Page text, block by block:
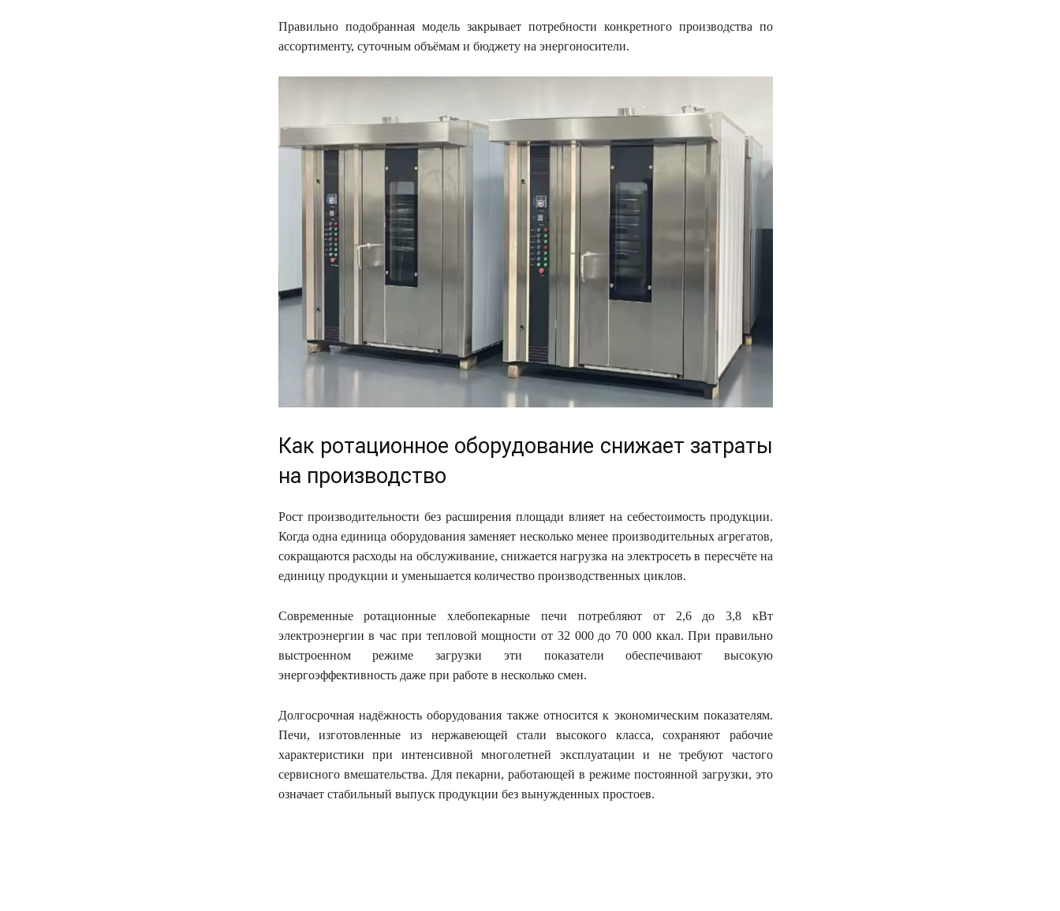
Правильно подобранная модель закрывает потребности конкретного производства по
ассортименту, суточным объёмам и бюджету на энергоносители.
Как ротационное оборудование снижает затраты
на производство
Рост производительности без расширения площади влияет на себестоимость продукции.
Когда одна единица оборудования заменяет несколько менее производительных агрегатов,
сокращаются расходы на обслуживание, снижается нагрузка на электросеть в пересчёте на
единицу продукции и уменьшается количество производственных циклов.
Современные ротационные хлебопекарные печи потребляют от 2,6 до 3,8 кВт
электроэнергии в час при тепловой мощности от 32 000 до 70 000 ккал. При правильно
выстроенном режиме загрузки эти показатели обеспечивают высокую
энергоэффективность даже при работе в несколько смен.
Долгосрочная надёжность оборудования также относится к экономическим показателям.
Печи, изготовленные из нержавеющей стали высокого класса, сохраняют рабочие
характеристики при интенсивной многолетней эксплуатации и не требуют частого
сервисного вмешательства. Для пекарни, работающей в режиме постоянной загрузки, это
означает стабильный выпуск продукции без вынужденных простоев.